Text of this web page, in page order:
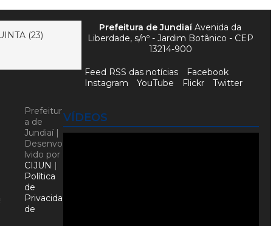
(23)
VÍDEOS
Prefeitura de JundiaíAvenida da
Liberdade, s/nº - Jardim Botânico - CEP
13214-900
Feed RSS das notícias
Facebook
Instagram
YouTube Flickr Twitter
Prefeitur
a de
Jundiaí |
Desenvo
lvido por
CIJUN |
Política
de
Privacida
de